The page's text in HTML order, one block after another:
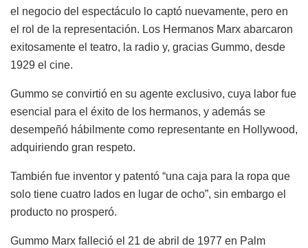
el negocio del espectáculo lo captó nuevamente, pero en
el rol de la representación. Los Hermanos Marx abarcaron
exitosamente el teatro, la radio y, gracias Gummo, desde
1929 el cine.
Gummo se convirtió en su agente exclusivo, cuya labor fue
esencial para el éxito de los hermanos, y además se
desempeñó hábilmente como representante en Hollywood,
adquiriendo gran respeto.
También fue inventor y patentó “una caja para la ropa que
solo tiene cuatro lados en lugar de ocho”, sin embargo el
producto no prosperó.
Gummo Marx falleció el 21 de abril de 1977 en Palm